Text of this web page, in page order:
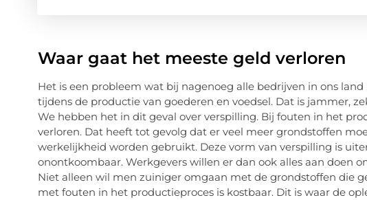
Waar gaat het meeste geld verloren
Het is een probleem wat bij nagenoeg alle bedrijven in ons
tijdens de productie van goederen en voedsel. Dat is jammer,
We hebben het in dit geval over verspilling. Bij fouten in het
verloren. Dat heeft tot gevolg dat er veel meer grondstoffen
werkelijkheid worden gebruikt. Deze vorm van verspilling is
onontkoombaar. Werkgevers willen er dan ook alles aan doen
Niet alleen wil men zuiniger omgaan met de grondstoffen die
met fouten in het productieproces is kostbaar. Dit is waar de